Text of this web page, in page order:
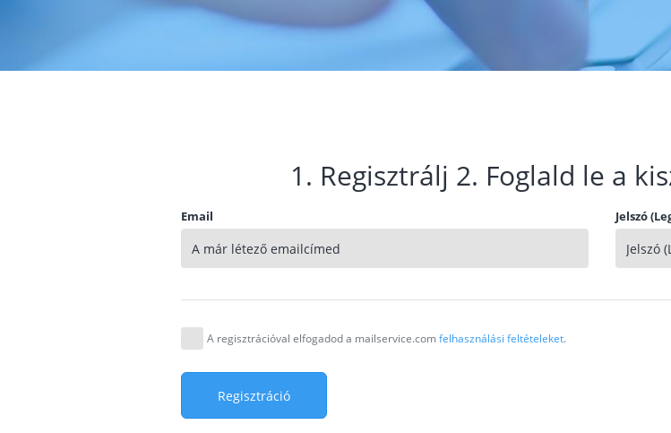
1. Regisztrálj 2. Foglald le a
Email Jelszó
A regisztrációval elfogadod a mailservice.comfelhasználási feltételeket.
Regisztráció